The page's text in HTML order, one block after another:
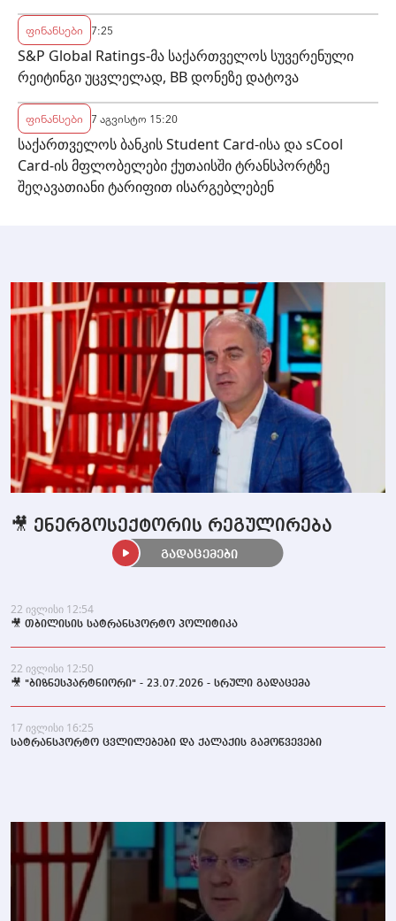
ფინანსები 7:25
S&P Global Ratings-მა საქართველოს სუვერენული
რეიტინგი უცვლელად, BB დონეზე დატოვა
ფინანსები 7 აგვისტო 15:20
საქართველოს ბანკის Student Card-ისა და sCool
Card-ის მფლობელები ქუთაისში ტრანსპორტზე
შეღავათიანი ტარიფით ისარგებლებენ
22 ივლისი 12:54
🎥 თბილისის სატრანსპორტო პოლიტიკა
22 ივლისი 12:50
🎥 "ბიზნესპარტნიორი" - 23.07.2026 - სრული გადაცემა
17 ივლისი 16:25
სატრანსპორტო ცვლილებები და ქალაქის გამოწვევები
🎥 ენერგოსექტორის რეგულირება
გადაცემები